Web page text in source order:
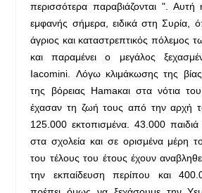
περισσότερα παραβιάζονται ". Αυτή
εμφανής σήμερα, ειδικά στη Συρία,
άγριος και καταστρεπτικός πόλεμος
και παραμένει ο μεγάλος
Iacomini. Λόγω κλιμάκωσης της
της βόρειας Hamaκαι στα νότια
έχασαν τη ζωή τους από την αρχή
125.000 εκτοπισμένα. 43.000
στα σχολεία και σε ορισμένα μέρη
του τέλους του έτους έχουν
την εκπαίδευση περίπου και